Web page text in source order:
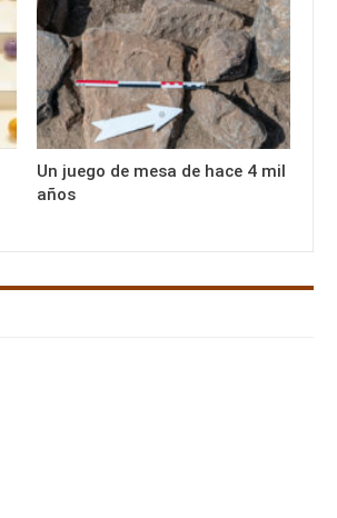
Un juego de mesa de hace 4 mil
años